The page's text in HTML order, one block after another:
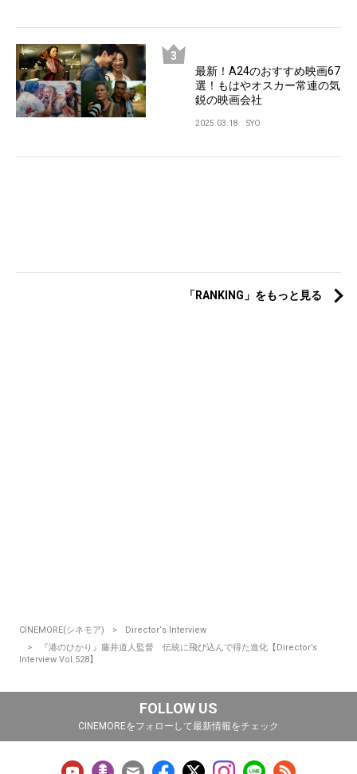
最新！A24のおすすめ映画67
選！もはやオスカー常連の気
鋭の映画会社
2025.03.18 SYO
「RANKING」をもっと見る
CINEMORE(シネモア)
Director‘s Interview
『港のひかり』藤井道人監督 伝統に飛び込んで得た進化【Director’s
Interview Vol.528】
FOLLOW US
CINEMOREをフォローして最新情報をチェック